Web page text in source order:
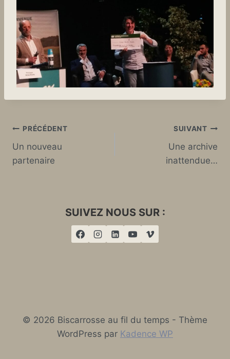
Navigation
de
PRÉCÉDENT
Un nouveau
partenaire
SUIVANT
Une archive
inattendue…
SUIVEZ NOUS SUR :
© 2026 Biscarrosse au fil du temps - Thème
WordPress par Kadence WP